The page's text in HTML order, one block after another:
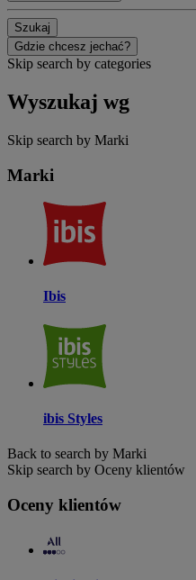
Szukaj
Gdzie chcesz jechać?
Skip search by categories
Wyszukaj wg
Skip search by Marki
Marki
Ibis
ibis Styles
Back to search by Marki
Skip search by Oceny klientów
Oceny klientów